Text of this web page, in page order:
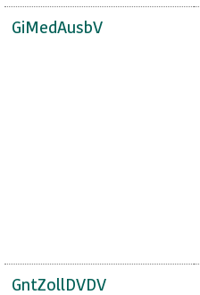
GiMedAusbV
GntZollDVDV